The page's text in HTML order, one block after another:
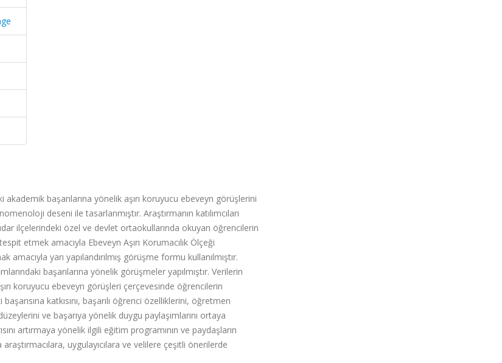
başarılarına yönelik aşırı koruyucu ebeveyn görüşlerini
deseni ile tasarlanmıştır. Araştırmanın katılımcıları
ilçelerindeki özel ve devlet ortaokullarında okuyan öğrencilerin
etmek amacıyla Ebeveyn Aşırı Korumacılık Ölçeği
yarı yapılandırılmış görüşme formu kullanılmıştır.
başarılarına yönelik görüşmeler yapılmıştır. Verilerin
koruyucu ebeveyn görüşleri çerçevesinde öğrencilerin
katkısını, başarılı öğrenci özelliklerini, öğretmen
ve başarıya yönelik duygu paylaşımlarını ortaya
artırmaya yönelik ilgili eğitim programının ve paydaşların
uygulayıcılara ve velilere çeşitli önerilerde